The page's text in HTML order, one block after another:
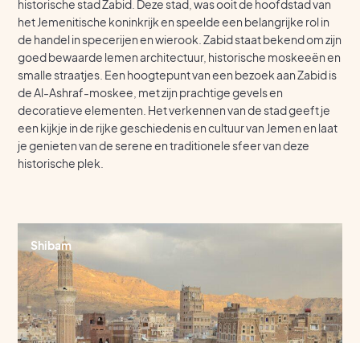
historische stad Zabid. Deze stad, was ooit de hoofdstad van
het Jemenitische koninkrijk en speelde een belangrijke rol in
de handel in specerijen en wierook. Zabid staat bekend om zijn
goed bewaarde lemen architectuur, historische moskeeën en
smalle straatjes. Een hoogtepunt van een bezoek aan Zabid is
de Al-Ashraf-moskee, met zijn prachtige gevels en
decoratieve elementen. Het verkennen van de stad geeft je
een kijkje in de rijke geschiedenis en cultuur van Jemen en laat
je genieten van de serene en traditionele sfeer van deze
historische plek.
Shibam